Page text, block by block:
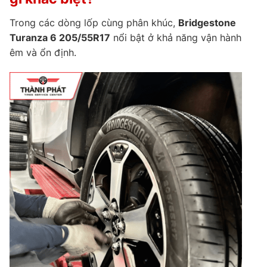
Trong các dòng lốp cùng phân khúc, Bridgestone
Turanza 6 205/55R17 nổi bật ở khả năng vận hành
êm và ổn định.